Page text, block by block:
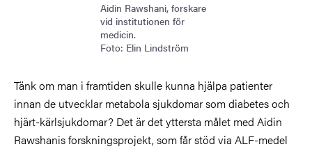
Aidin Rawshani, forskare
vid institutionen för
medicin.
Foto: Elin Lindström
Tänk om man i framtiden skulle kunna hjälpa patienter
innan de utvecklar metabola sjukdomar som diabetes och
hjärt-kärlsjukdomar? Det är det yttersta målet med Aidin
Rawshanis forskningsprojekt, som får stöd via ALF-medel